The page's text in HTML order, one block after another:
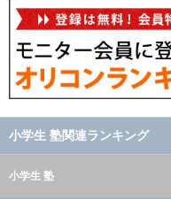
小学生 塾関連ランキング
小学生 塾